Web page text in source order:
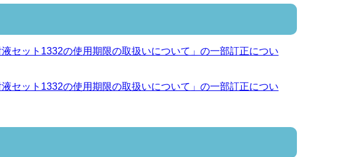
セット1332の使用期限の取扱いについて」の一部訂正につい
セット1332の使用期限の取扱いについて」の一部訂正につい